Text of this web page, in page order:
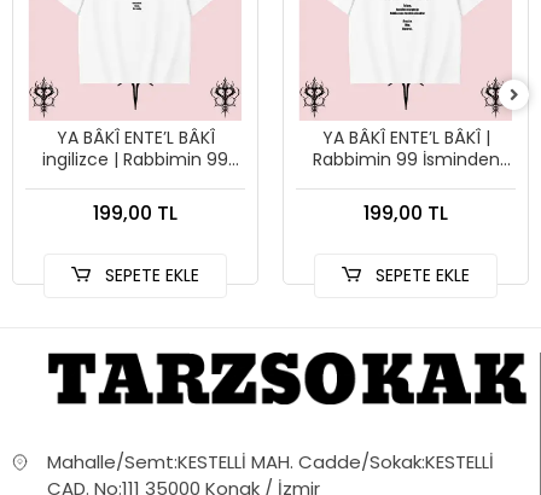
YA BÂKÎ ENTE’L BÂKÎ
ingilizce | Rabbimin 99
Oversize Unisex Tişört –
Manevi Streetwear
199,00 TL
SEPETE EKLE
YA BÂKÎ ENTE’L BÂKÎ |
Rabbimin 99 İsminden
Unisex Tişört – Manevi
Streetwear
199,00 TL
SEPETE EKLE
Mahalle/Semt:KESTELLİ MAH. Cadde/Sokak:KESTELLİ
CAD. No:111 35000 Konak / İzmir